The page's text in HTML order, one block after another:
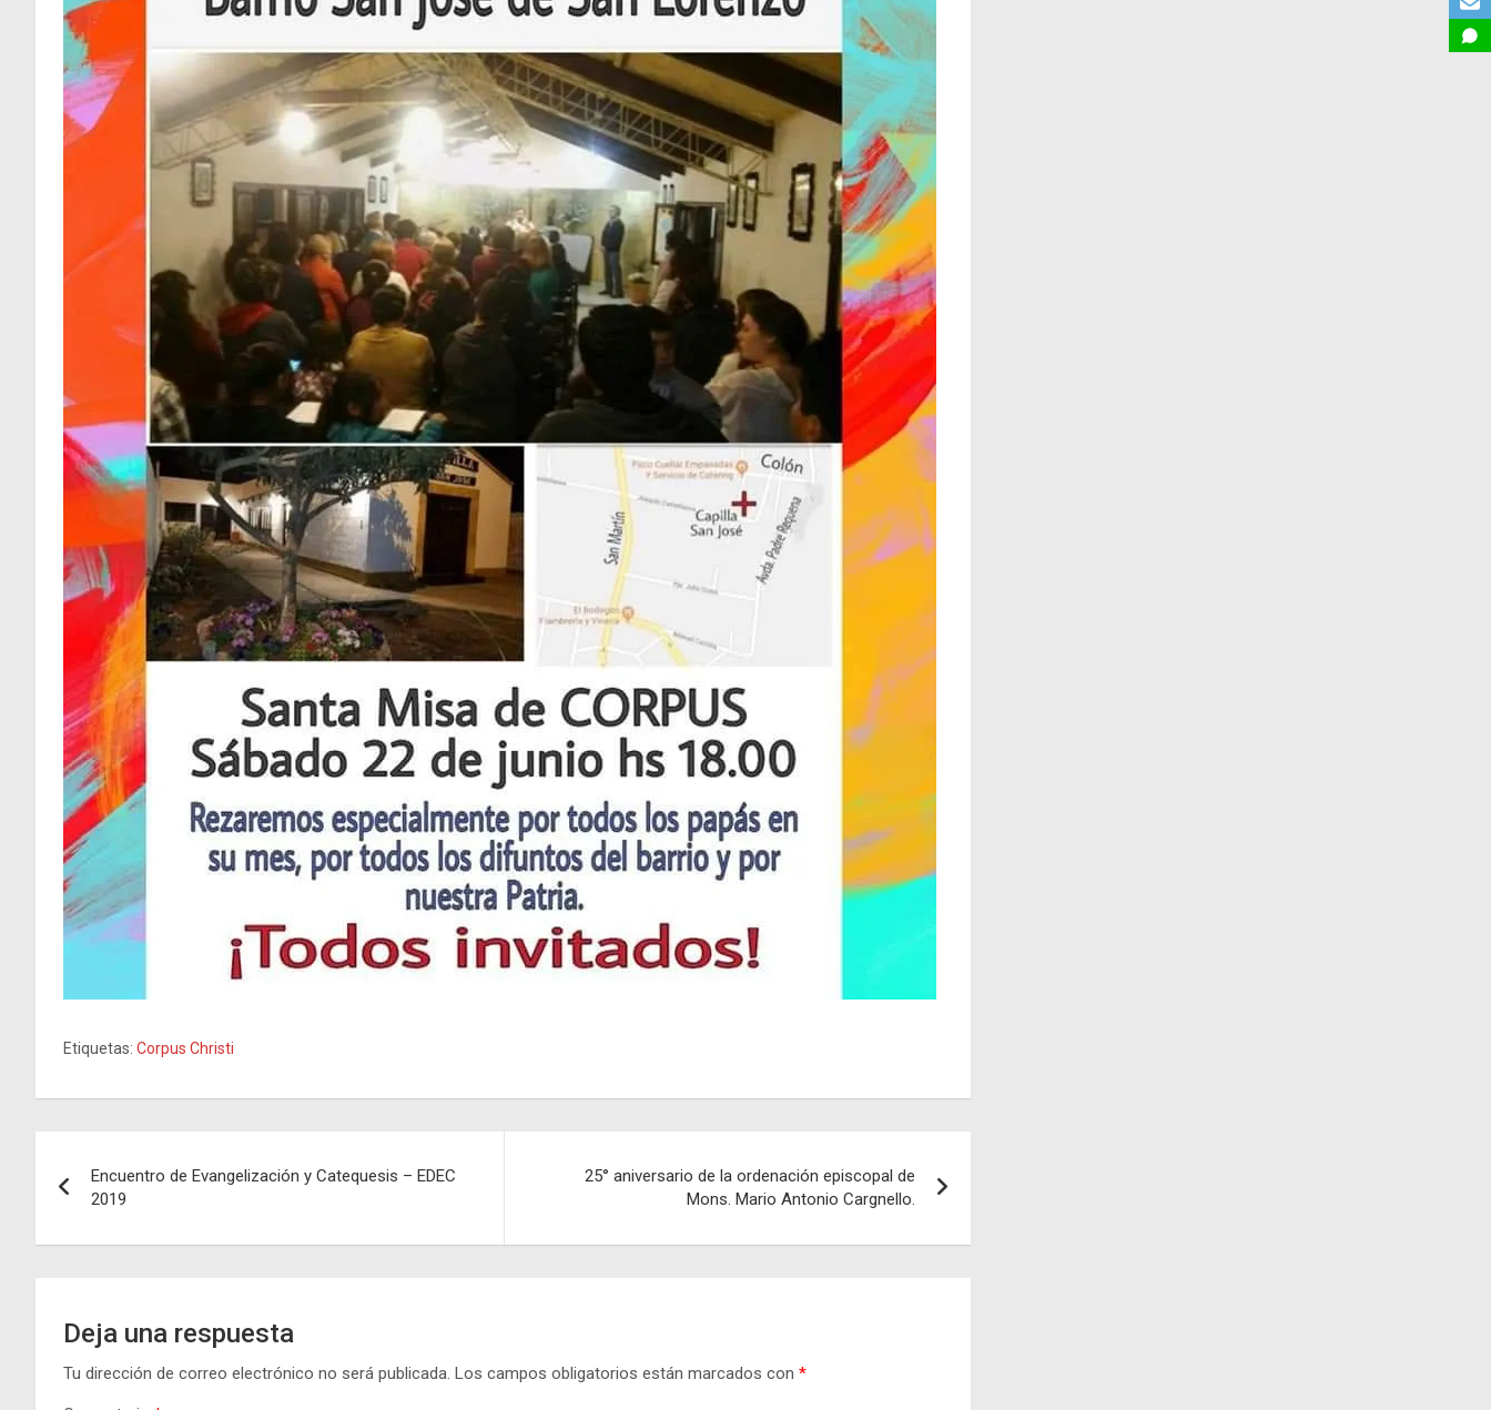
Etiquetas: Corpus Christi
de
entradas
Encuentro de Evangelización y Catequesis – EDEC
2019
25° aniversario de la ordenación episcopal de
Mons. Mario Antonio Cargnello.
Deja una respuesta
Tu dirección de correo electrónico no será publicada. Los campos obligatorios están marcados con *